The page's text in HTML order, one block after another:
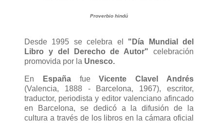
Proverbio hindú
Desde 1995 se celebra el "Día Mundial del
Libro y del Derecho de Autor" celebración
promovida por la Unesco.
En EspañafueVicente Clavel Andrés
(Valencia, 1888 - Barcelona, 1967), escritor,
traductor, periodista y editor valenciano afincado
en Barcelona, se dedicó a la difusión de la
cultura a través de los libros en la cámara oficial